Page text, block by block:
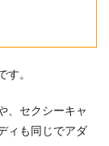
。
、セクシーキャ
ィも同じでアダ